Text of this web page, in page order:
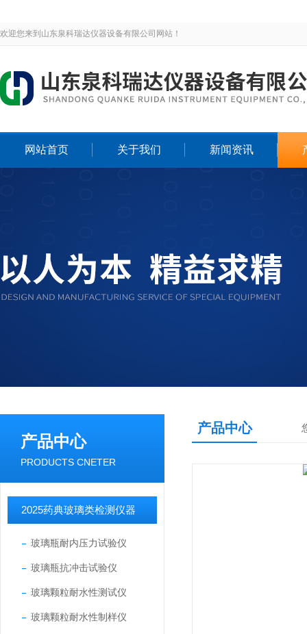
欢迎您来到山东泉科瑞达仪器设备有限公司网站！
网站首页 关于我们 新闻资讯
产品中心
PRODUCTS CNETER
2025药典玻璃类检测仪器
玻璃瓶耐内压力试验仪
玻璃瓶抗冲击试验仪
玻璃颗粒耐水性测试仪
玻璃颗粒耐水性制样仪
产品中心